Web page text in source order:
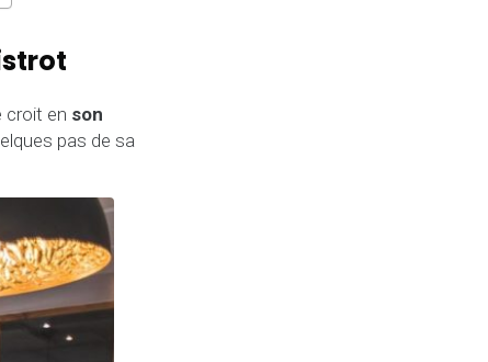
croit en son
pas de sa